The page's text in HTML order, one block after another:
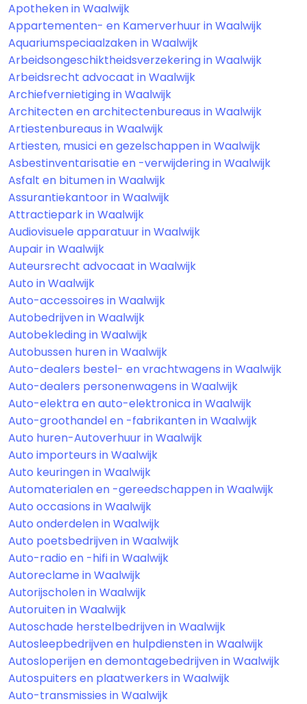
Apotheken in Waalwijk
Appartementen- en Kamerverhuur in Waalwijk
Aquariumspeciaalzaken in Waalwijk
Arbeidsongeschiktheidsverzekering in Waalwijk
Arbeidsrecht advocaat in Waalwijk
Archiefvernietiging in Waalwijk
Architecten en architectenbureaus in Waalwijk
Artiestenbureaus in Waalwijk
Artiesten, musici en gezelschappen in Waalwijk
Asbestinventarisatie en -verwijdering in Waalwijk
Asfalt en bitumen in Waalwijk
Assurantiekantoor in Waalwijk
Attractiepark in Waalwijk
Audiovisuele apparatuur in Waalwijk
Aupair in Waalwijk
Auteursrecht advocaat in Waalwijk
Auto in Waalwijk
Auto-accessoires in Waalwijk
Autobedrijven in Waalwijk
Autobekleding in Waalwijk
Autobussen huren in Waalwijk
Auto-dealers bestel- en vrachtwagens in Waalwijk
Auto-dealers personenwagens in Waalwijk
Auto-elektra en auto-elektronica in Waalwijk
Auto-groothandel en -fabrikanten in Waalwijk
Auto huren-Autoverhuur in Waalwijk
Auto importeurs in Waalwijk
Auto keuringen in Waalwijk
Automaterialen en -gereedschappen in Waalwijk
Auto occasions in Waalwijk
Auto onderdelen in Waalwijk
Auto poetsbedrijven in Waalwijk
Auto-radio en -hifi in Waalwijk
Autoreclame in Waalwijk
Autorijscholen in Waalwijk
Autoruiten in Waalwijk
Autoschade herstelbedrijven in Waalwijk
Autosleepbedrijven en hulpdiensten in Waalwijk
Autosloperijen en demontagebedrijven in Waalwijk
Autospuiters en plaatwerkers in Waalwijk
Auto-transmissies in Waalwijk